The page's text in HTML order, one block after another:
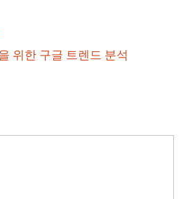
위한 구글 트렌드 분석